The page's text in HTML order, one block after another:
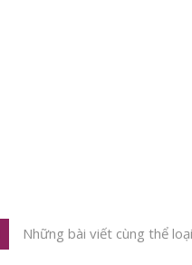
Những bài viết cùng thể loại